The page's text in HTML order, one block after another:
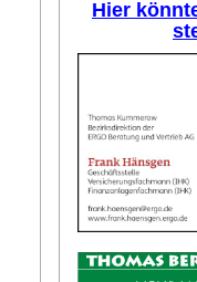
Hier